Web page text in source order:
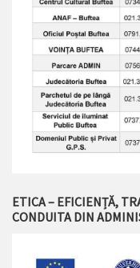
ETICA – EFICIENȚĂ,
CONDUITA DIN